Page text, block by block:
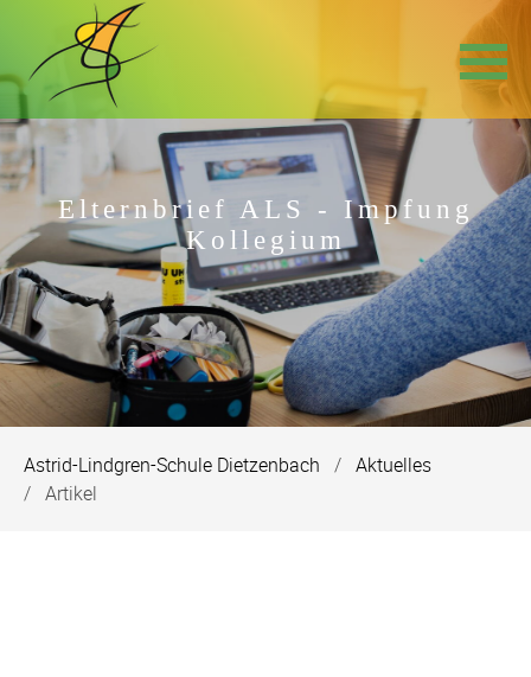
Navigation
überspringen
Elternbrief ALS - Impfung
Kollegium
Astrid-Lindgren-Schule Dietzenbach
Aktuelles
Artikel